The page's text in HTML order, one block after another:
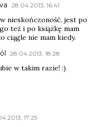
28.04.2013, 16:41
nieskończoność, jest po
też i po książkę mam
ciągle nie mam kiedy.
28.04.2013, 18:28
w takim razie! :)
17:25